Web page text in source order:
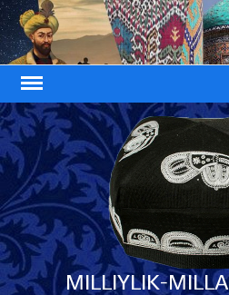
Skip
to
content
MILLIYLIK-